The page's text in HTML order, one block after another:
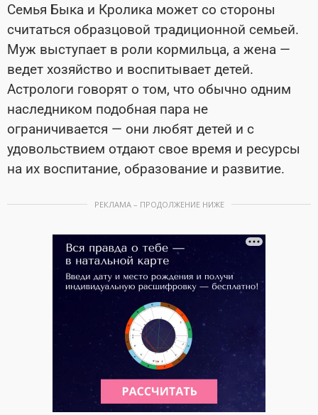
Семья Быка и Кролика может со стороны
считаться образцовой традиционной семьей.
Муж выступает в роли кормильца, а жена —
ведет хозяйство и воспитывает детей.
Астрологи говорят о том, что обычно одним
наследником подобная пара не
ограничивается — они любят детей и с
удовольствием отдают свое время и ресурсы
на их воспитание, образование и развитие.
РЕКЛАМА – ПРОДОЛЖЕНИЕ НИЖЕ